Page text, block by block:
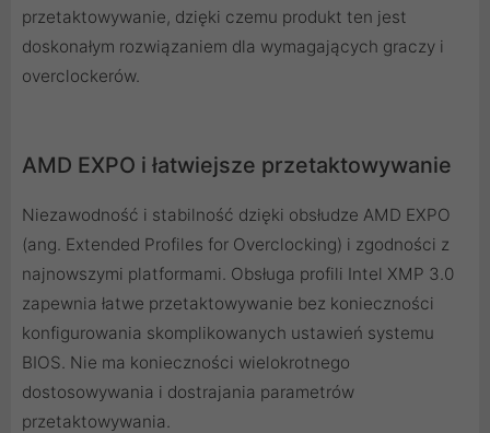
przetaktowywanie, dzięki czemu produkt ten jest
doskonałym rozwiązaniem dla wymagających graczy i
overclockerów.
AMD EXPO i łatwiejsze przetaktowywanie
Niezawodność i stabilność dzięki obsłudze AMD EXPO
(ang. Extended Profiles for Overclocking) i zgodności z
najnowszymi platformami. Obsługa profili Intel XMP 3.0
zapewnia łatwe przetaktowywanie bez konieczności
konfigurowania skomplikowanych ustawień systemu
BIOS. Nie ma konieczności wielokrotnego
dostosowywania i dostrajania parametrów
przetaktowywania.